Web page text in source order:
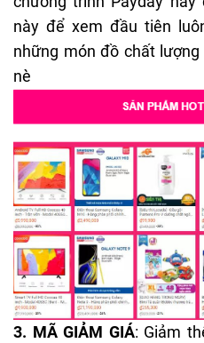
này để xem đầu tiên
những món đồ chất
nè
3. MÃ GIẢM GIÁ: Giảm